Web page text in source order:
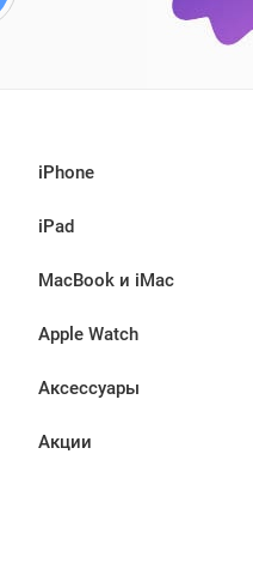
iPhone
iPad
MacBook и iMac
Apple Watch
Аксессуары
Акции